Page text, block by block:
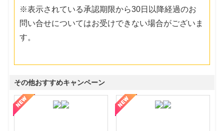
※表示されている承認期限から30日以降経過のお
問い合せについてはお受けできない場合がございま
す。
その他おすすめキャンペーン